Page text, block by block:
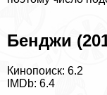
Бенджи
Кинопоиск: 6.2
IMDb: 6.4